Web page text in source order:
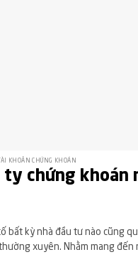
KHOẢN CHỨNG KHOÁN
ty chứng khoán
bất kỳ nhà đầu tư nào cũng
xuyên. Nhằm mang đến